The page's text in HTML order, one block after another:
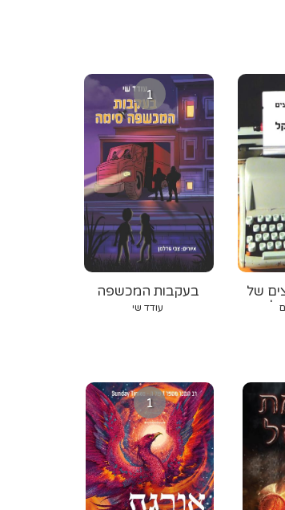
1
בעקבות המכשפה
סימה
עודד שי
של
1